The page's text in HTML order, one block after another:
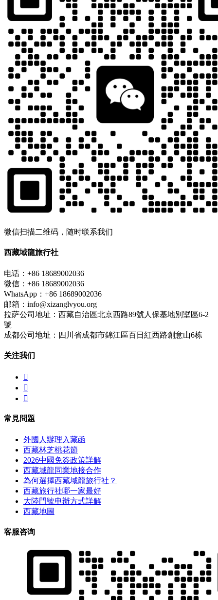
微信扫描二维码，随时联系我们
西藏域龍旅行社
电话：+86 18689002036
微信：+86 18689002036
WhatsApp：+86 18689002036
邮箱：info@xizanglvyou.org
拉萨公司地址：西藏自治區北京西路89號人保基地別墅區6-2
號
成都公司地址：四川省成都市錦江區百日紅西路創意山6栋
关注我们



常見問題
外國人辦理入藏函
西藏林芝桃花節
2026中國免簽政策詳解
西藏域龍同業地接合作
為何選擇西藏域龍旅行社？
西藏旅行社哪一家最好
大陸門號申辦方式詳解
西藏地圖
客服咨询